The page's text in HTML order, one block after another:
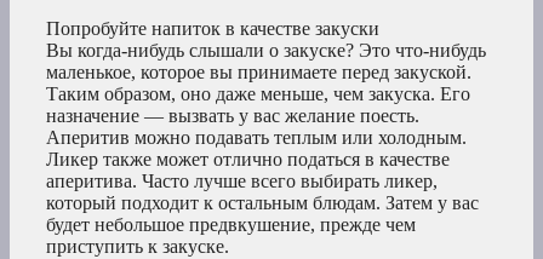
Попробуйте напиток в качестве закуски
Вы когда-нибудь слышали о закуске? Это что-нибудь
маленькое, которое вы принимаете перед закуской.
Таким образом, оно даже меньше, чем закуска. Его
назначение — вызвать у вас желание поесть.
Аперитив можно подавать теплым или холодным.
Ликер также может отлично податься в качестве
аперитива. Часто лучше всего выбирать ликер,
который подходит к остальным блюдам. Затем у вас
будет небольшое предвкушение, прежде чем
приступить к закуске.